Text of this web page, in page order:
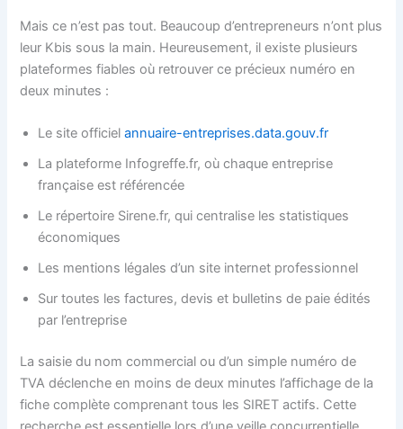
Mais ce n’est pas tout. Beaucoup d’entrepreneurs n’ont plus
leur Kbis sous la main. Heureusement, il existe plusieurs
plateformes fiables où retrouver ce précieux numéro en
deux minutes :
Le site officielannuaire-entreprises.data.gouv.fr
La plateforme Infogreffe.fr, où chaque entreprise
française est référencée
Le répertoire Sirene.fr, qui centralise les statistiques
économiques
Les mentions légales d’un site internet professionnel
Sur toutes les factures, devis et bulletins de paie édités
par l’entreprise
La saisie du nom commercial ou d’un simple numéro de
TVA déclenche en moins de deux minutes l’affichage de la
fiche complète comprenant tous les SIRET actifs. Cette